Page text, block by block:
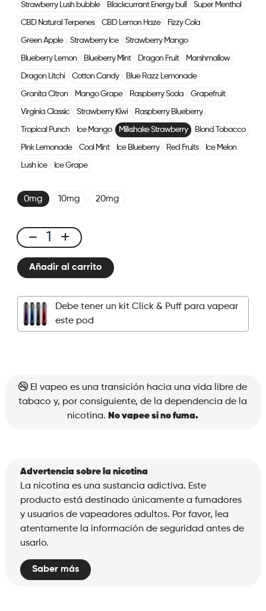
Strawberry Lush bubble Blackcurrant Energy bull Super Menthol
CBD Natural Terpenes CBD Lemon Haze Fizzy Cola
Green Apple Strawberry Ice Strawberry Mango
Blueberry Lemon Blueberry Mint Dragon Fruit Marshmallow
Dragon Litchi Cotton Candy Blue Razz Lemonade
Granita Citron Mango Grape Raspberry Soda Grapefruit
Virginia Classic Strawberry Kiwi Raspberry Blueberry
Tropical Punch Ice Mango Milkshake Strawberry Blond Tobacco
Pink Lemonade Cool Mint Ice Blueberry Red Fruits Ice Melon
Lush ice Ice Grape
0mg 10mg 20mg
Click
&
Puff
Pod
Milkshake
Añadir al carrito
Debe tener un kit Click & Puff para vapear
este pod
El vapeo es una transición hacia una vida libre de
tabaco y, por consiguiente, de la dependencia de la
nicotina. No vapee si no fuma.
Advertencia sobre la nicotina
La nicotina es una sustancia adictiva. Este
producto está destinado únicamente a fumadores
y usuarios de vapeadores adultos. Por favor, lea
atentamente la información de seguridad antes de
usarlo.
Saber más